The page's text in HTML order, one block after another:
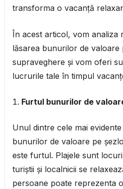
transforma o vacanță
În acest articol, vom analiza
lăsarea bunurilor de valoare
supraveghere și vom oferi
lucrurile tale în timpul
Furtul bunurilor de
Unul dintre cele mai
bunurilor de valoare pe
este furtul. Plajele sunt
turiștii și localnicii se
persoane poate reprezenta